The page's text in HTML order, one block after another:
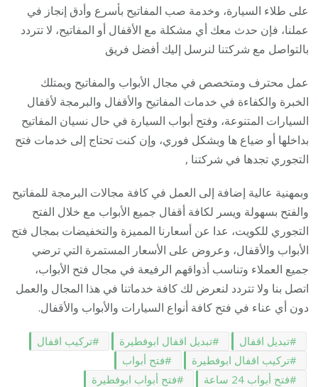
على طلاء السيارة، وخدمة صب المفاتيح بأسرع وأدق إنجاز في
عملنا، فإن حدث معك أي مشكلة مع الأقفال أو المفاتيح، لا تتردد
بالتواصل مع شركتنا لنرسل إليك أفضل فريق
عمل محترف ومتخصص في مجال الأبواب والمفاتيح ويمتلك
الخبرة والكفاءة في خدمات المفاتيح والأقفال والبرمجة لأقفال
السيارات المتنوعة، وفتح أبواب السيارة في حال نسيان المفاتيح
بداخلها أو ضياع ها وبشكل فوري، وإن كنت تحتاج إلى خدمات فتح
التجوري تجدها في شركتنا ,
وبمهنية عالية إضافة إلى العمل في كافة مجالات البرمجة للمفاتيح
والفتح بسهولة ويسر لكافة أقفال جميع الأبواب مع خلال الفتح
التجوري للكويت، عدا عن أسعارنا المميزة والتخفيضات بمجال فتح
الأبواب والأقفال، وعروض على الأسعار المستمرة التي ترضي
جميع العملاء وتناسب أذواقهم الرفيعة في مجال فتح الأبواب،
اتصل بنا ولا تتردد لنعرض لك كافة خدماتنا في هذا المجال والعمل
دون أي عناء في فتح كافة أنواع السيارات والأبواب والأقفال.
تبديل اقفال تبديل اقفال ابوفطيرة
تركيب اقفال
تركيب اقفال ابوفطيرة
فتح أبواب
فتح أبواب 24 ساعة
فتح أبواب ابوفطيرة